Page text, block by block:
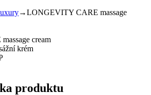
→LONGEVITY CARE massage
cream
krém
produktu